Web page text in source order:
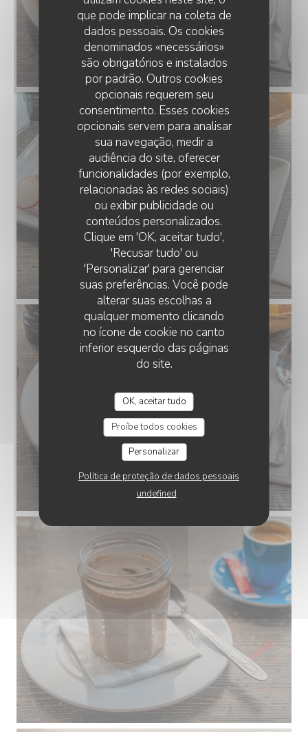
que pode implicar na coleta de
dados pessoais. Os cookies
denominados «necessários»
são obrigatórios e instalados
por padrão. Outros cookies
opcionais requerem seu
consentimento. Esses cookies
opcionais servem para analisar
sua navegação, medir a
audiência do site, oferecer
funcionalidades (por exemplo,
relacionadas às redes sociais)
ou exibir publicidade ou
conteúdos personalizados.
Clique em 'OK, aceitar tudo',
'Recusar tudo' ou
'Personalizar' para gerenciar
suas preferências. Você pode
alterar suas escolhas a
qualquer momento clicando
no ícone de cookie no canto
inferior esquerdo das páginas
do site.
OK, aceitar tudo
Proíbe todos cookies
Personalizar
Política de proteção de dados pessoais
undefined
AU ROI DU CAFÉ